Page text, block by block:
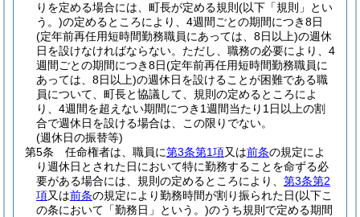
りを定める場合には、町長が定める規則 (以下「規則」とい
う。)の定めるところにより、4週間ごとの期間につき8日
(定年前再任用短時間勤務職員にあっては、8日以上)の週休
日を設けなければならない。 ただし、職務の必要により、4
週間ごとの期間につき8日(定年前再任用短時間勤務職員に
あっては、8日以上)の週休日を設けることが困難である職
員について、町長と協議して、規則の定めるところによ
り、4週間を超えない期間につき1週間当たり1日以上の割
合で週休日を設ける場合は、この限りでない。
(週休日の振替等)
第5条
任命権者は、職員に第3条第1項又は前条の規定によ
り週休日とされた日において特に勤務することを命ずる必
要がある場合には、規則の定めるところにより、 第3条第2
項又は前条の規定により勤務時間が割り振られた日(以下こ
の条において「勤務日」という。)のうち規則で定める期間